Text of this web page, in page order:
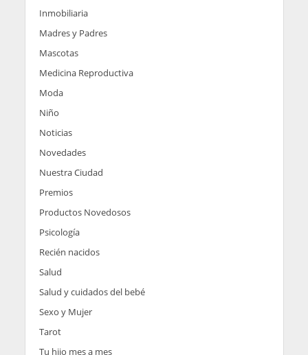
Inmobiliaria
Madres y Padres
Mascotas
Medicina Reproductiva
Moda
Niño
Noticias
Novedades
Nuestra Ciudad
Premios
Productos Novedosos
Psicología
Recién nacidos
Salud
Salud y cuidados del bebé
Sexo y Mujer
Tarot
Tu hijo mes a mes